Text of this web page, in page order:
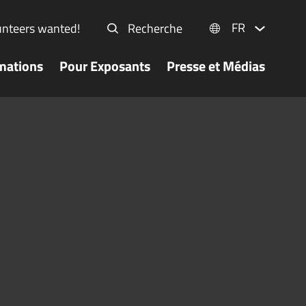
wanted! Recherche FR
Pour Exposants Presse et Médias